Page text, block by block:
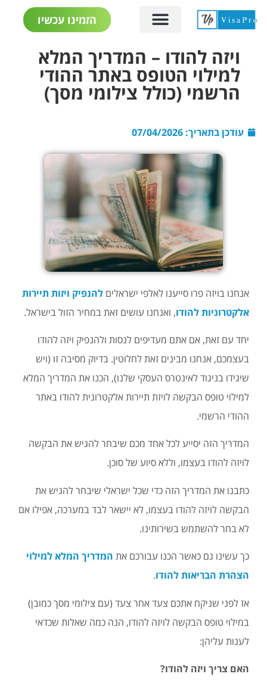
הזמינו עכשיו
ויזה להודו – המדריך המלא
למילוי הטופס באתר ההודי
הרשמי (כולל צילומי מסך)
עודכן בתאריך: 07/04/2026
אנחנו בויזה פרו סייענו לאלפי ישראלים להנפיק ויזות תיירות
אלקטרוניות להודו, ואנחנו עושים זאת במחיר הזול בישראל.
יחד עם זאת, אם אתם מעדיפים לנסות ולהנפיק ויזה להודו
בעצמכם, אנחנו מבינים זאת לחלוטין. בדיוק מסיבה זו (ויש
שיגידו בניגוד לאינטרס העסקי שלנו), הכנו את המדריך המלא
למילוי טופס הבקשה לויזת תיירות אלקטרונית להודו באתר
ההודי הרשמי.
המדריך הזה יסייע לכל אחד מכם שיבחר להגיש את הבקשה
לויזה להודו בעצמו, וללא סיוע של סוכן.
כתבנו את המדריך הזה כדי שכל ישראלי שיבחר להגיש את
הבקשה לויזה להודו בעצמו, לא יישאר לבד במערכה, אפילו אם
לא בחר להשתמש בשירותינו.
כך עשינו גם כאשר הכנו עבורכם את המדריך המלא למילוי
הצהרת הבריאות להודו.
אז לפני שניקח אתכם צעד אחר צעד (עם צילומי מסך כמובן)
במילוי טופס הבקשה לויזה להודו, הנה כמה שאלות שכדאי
לענות עליהן:
האם צריך ויזה להודו?